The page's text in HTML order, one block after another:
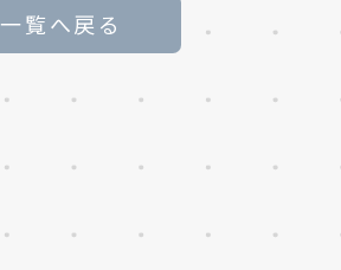
一覧へ戻る